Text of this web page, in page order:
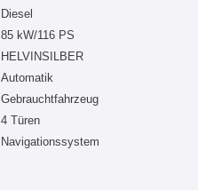
Diesel
85 kW/116 PS
HELVINSILBER
Automatik
Gebrauchtfahrzeug
4 Türen
Navigationssystem